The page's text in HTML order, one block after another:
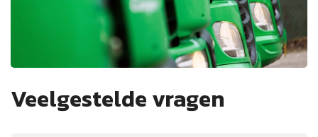
Veelgestelde vragen